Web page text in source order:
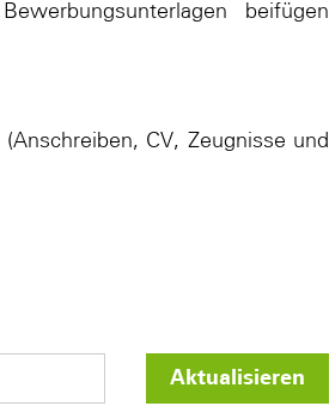
beifügen
CV, Zeugnisse und
Aktualisieren